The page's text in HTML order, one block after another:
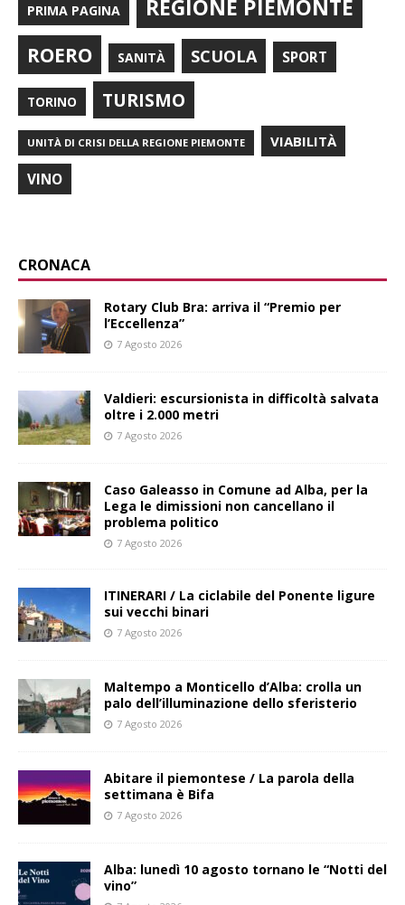
PRIMA PAGINA REGIONE PIEMONTE
ROERO SANITÀ SCUOLA SPORT
TORINO TURISMO
UNITÀ DI CRISI DELLA REGIONE PIEMONTE VIABILITÀ
VINO
CRONACA
Rotary Club Bra: arriva il “Premio per
l’Eccellenza”
7 Agosto 2026
Valdieri: escursionista in difficoltà salvata
oltre i 2.000 metri
7 Agosto 2026
Caso Galeasso in Comune ad Alba, per la
Lega le dimissioni non cancellano il
problema politico
7 Agosto 2026
ITINERARI / La ciclabile del Ponente ligure
sui vecchi binari
7 Agosto 2026
Maltempo a Monticello d’Alba: crolla un
palo dell’illuminazione dello sferisterio
7 Agosto 2026
Abitare il piemontese / La parola della
settimana è Bifa
7 Agosto 2026
Alba: lunedì 10 agosto tornano le “Notti del
vino”